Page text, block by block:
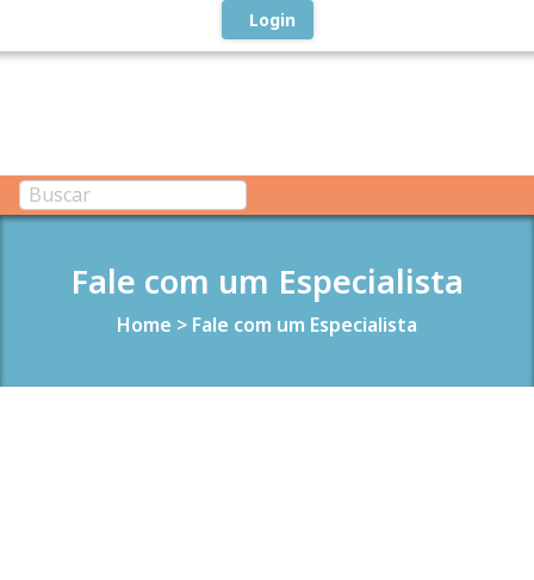
Login
Fale com um Especialista
Home > Fale com um Especialista